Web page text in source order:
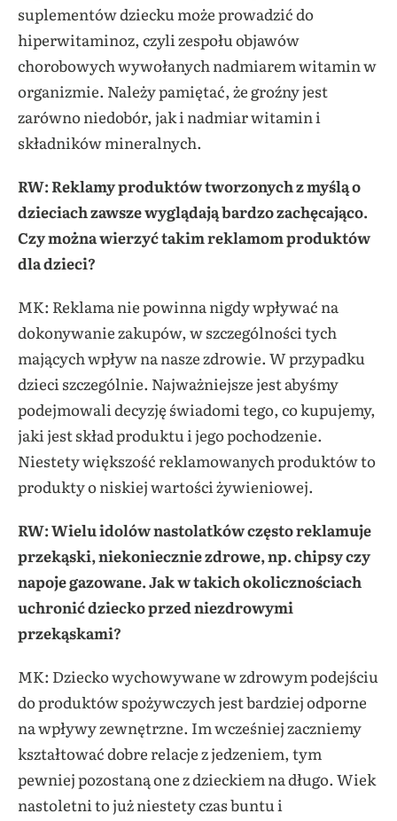
suplementów dziecku może prowadzić do
hiperwitaminoz, czyli zespołu objawów
chorobowych wywołanych nadmiarem witamin w
organizmie. Należy pamiętać, że groźny jest
zarówno niedobór, jak i nadmiar witamin i
składników mineralnych.
RW: Reklamy produktów tworzonych z myślą o
dzieciach zawsze wyglądają bardzo zachęcająco.
Czy można wierzyć takim reklamom produktów
dla dzieci?
MK: Reklama nie powinna nigdy wpływać na
dokonywanie zakupów, w szczególności tych
mających wpływ na nasze zdrowie. W przypadku
dzieci szczególnie. Najważniejsze jest abyśmy
podejmowali decyzję świadomi tego, co kupujemy,
jaki jest skład produktu i jego pochodzenie.
Niestety większość reklamowanych produktów to
produkty o niskiej wartości żywieniowej.
RW: Wielu idolów nastolatków często reklamuje
przekąski, niekoniecznie zdrowe, np. chipsy czy
napoje gazowane. Jak w takich okolicznościach
uchronić dziecko przed niezdrowymi
przekąskami?
MK: Dziecko wychowywane w zdrowym podejściu
do produktów spożywczych jest bardziej odporne
na wpływy zewnętrzne. Im wcześniej zaczniemy
kształtować dobre relacje z jedzeniem, tym
pewniej pozostaną one z dzieckiem na długo. Wiek
nastoletni to już niestety czas buntu i